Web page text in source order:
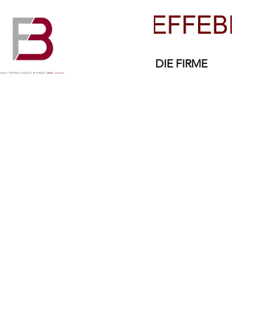
DIE FIRME